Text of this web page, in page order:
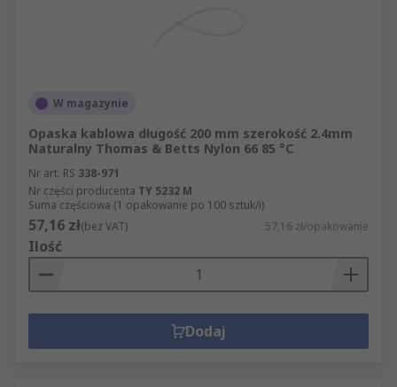
W magazynie
Opaska kablowa długość 200 mm szerokość 2.4mm
Naturalny Thomas & Betts Nylon 66 85 °C
Nr art. RS 338-971
Nr części producenta TY 5232 M
Suma częściowa (1 opakowanie po 100 sztuk/i)
57,16 zł(bez VAT) 57,16 zł/opakowanie
Ilość
Dodaj